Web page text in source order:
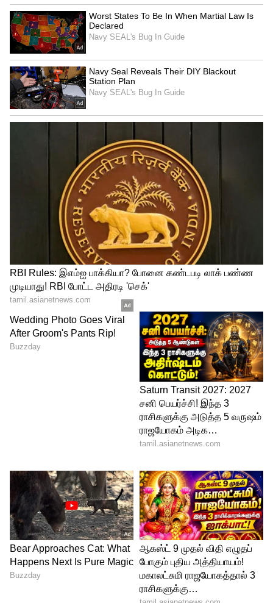
ஒளிபரப்பாகும் என எதிர்பார்க்கப்படுகிறது.
இதையும் படியுங்கள்...
என் கணவன் ஒரு
சைக்கோ... அவரால் அனுபவித்த
கொடுமைகள் ஏராளம் - கண்கலங்கிய
பாடகி வைக்கம் விஜயலட்சுமி
LATEST VIDEOS
ABOUT THE AUTHOR
GA
Ganesh A
இவர் பொறியியல் பட்டதாரி. செய்தி எழுதுவதில் 7
ஆண்டுகளுக்கும் மேலான அனுபவம் உள்ளவர்.
இவர் கடந்த 3 ஆண்டுகளாக ஏசியாநெட் நியூஸ்
தமிழில் சப்-எடிட்டராக பணியாற்றி வருகிறார்.
டிஜிட்டல் மீடியா பற்றி நன்கு அறிந்தவர் மற்றும்
அதில் அனுபவமும் பெற்றவர். சினிமா மற்றும்